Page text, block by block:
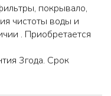
покрывало,
чистоты воды и
. Приобретается
3года. Срок